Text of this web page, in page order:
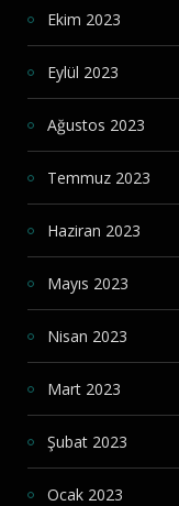
Ekim 2023
Eylül 2023
Ağustos 2023
Temmuz 2023
Haziran 2023
Mayıs 2023
Nisan 2023
Mart 2023
Şubat 2023
Ocak 2023